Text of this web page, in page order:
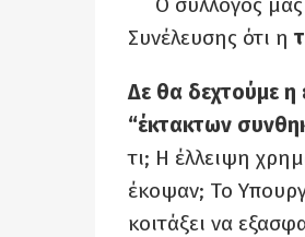
Συνέλευσης ότι η
Δε θα δεχτούμε η
“έκτακτων
τι; Η έλλειψη
έκοψαν; Το
κοιτάξει να